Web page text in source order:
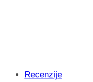
Recenzije